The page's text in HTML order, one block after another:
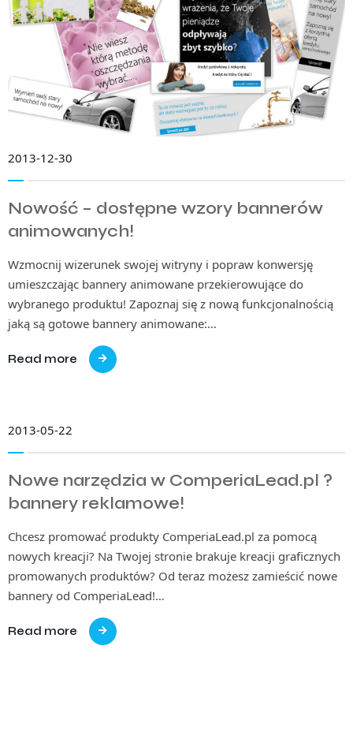
2013-12-30
Nowość – dostępne wzory bannerów
animowanych!
Wzmocnij wizerunek swojej witryny i popraw konwersję
umieszczając bannery animowane przekierowujące do
wybranego produktu! Zapoznaj się z nową funkcjonalnością
jaką są gotowe bannery animowane:…
Read more
2013-05-22
Nowe narzędzia w ComperiaLead.pl ?
bannery reklamowe!
Chcesz promować produkty ComperiaLead.pl za pomocą
nowych kreacji? Na Twojej stronie brakuje kreacji graficznych
promowanych produktów? Od teraz możesz zamieścić nowe
bannery od ComperiaLead!…
Read more